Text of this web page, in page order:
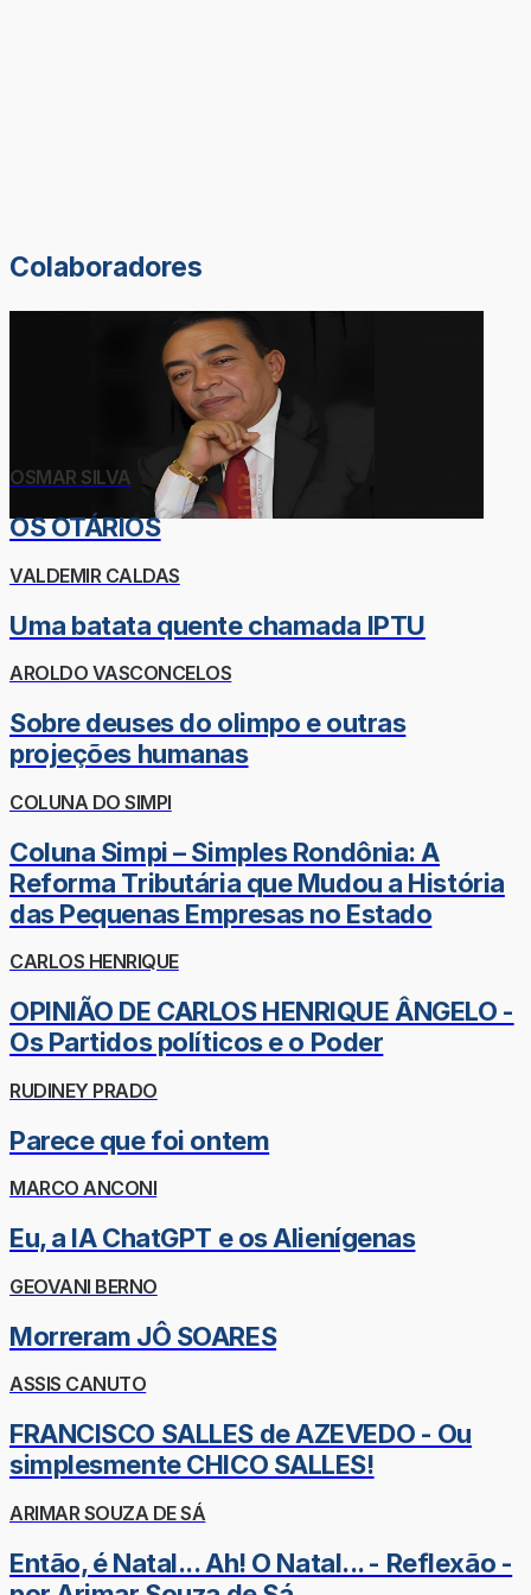
Colaboradores
OSMAR SILVA
OS OTÁRIOS
VALDEMIR CALDAS
Uma batata quente chamada IPTU
AROLDO VASCONCELOS
Sobre deuses do olimpo e outras
projeções humanas
COLUNA DO SIMPI
Coluna Simpi – Simples Rondônia: A
Reforma Tributária que Mudou a História
das Pequenas Empresas no Estado
CARLOS HENRIQUE
OPINIÃO DE CARLOS HENRIQUE ÂNGELO -
Os Partidos políticos e o Poder
RUDINEY PRADO
Parece que foi ontem
MARCO ANCONI
Eu, a IA ChatGPT e os Alienígenas
GEOVANI BERNO
Morreram JÔ SOARES
ASSIS CANUTO
FRANCISCO SALLES de AZEVEDO - Ou
simplesmente CHICO SALLES!
ARIMAR SOUZA DE SÁ
Então, é Natal... Ah! O Natal... - Reflexão -